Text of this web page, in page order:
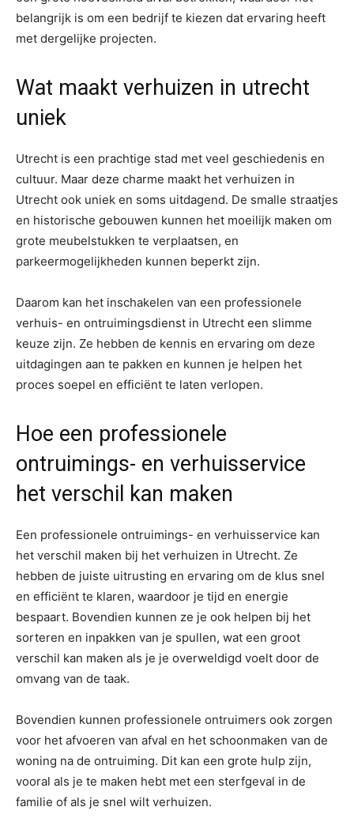
belangrijk is om een bedrijf te kiezen dat ervaring heeft
met dergelijke projecten.
Wat maakt verhuizen in utrecht
uniek
Utrecht is een prachtige stad met veel geschiedenis en
cultuur. Maar deze charme maakt het verhuizen in
Utrecht ook uniek en soms uitdagend. De smalle straatjes
en historische gebouwen kunnen het moeilijk maken om
grote meubelstukken te verplaatsen, en
parkeermogelijkheden kunnen beperkt zijn.
Daarom kan het inschakelen van een professionele
verhuis- en ontruimingsdienst in Utrecht een slimme
keuze zijn. Ze hebben de kennis en ervaring om deze
uitdagingen aan te pakken en kunnen je helpen het
proces soepel en efficiënt te laten verlopen.
Hoe een professionele
ontruimings- en verhuisservice
het verschil kan maken
Een professionele ontruimings- en verhuisservice kan
het verschil maken bij het verhuizen in Utrecht. Ze
hebben de juiste uitrusting en ervaring om de klus snel
en efficiënt te klaren, waardoor je tijd en energie
bespaart. Bovendien kunnen ze je ook helpen bij het
sorteren en inpakken van je spullen, wat een groot
verschil kan maken als je je overweldigd voelt door de
omvang van de taak.
Bovendien kunnen professionele ontruimers ook zorgen
voor het afvoeren van afval en het schoonmaken van de
woning na de ontruiming. Dit kan een grote hulp zijn,
vooral als je te maken hebt met een sterfgeval in de
familie of als je snel wilt verhuizen.